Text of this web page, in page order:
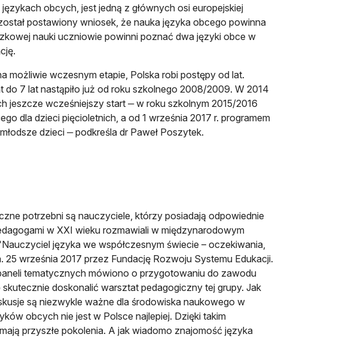
obcych, jest jedną z głównych osi europejskiej
postawiony wniosek, że nauka języka obcego powinna
nauki uczniowie powinni poznać dwa języki obce w
możliwie wczesnym etapie, Polska robi postępy od lat.
7 lat nastąpiło już od roku szkolnego 2008/2009. W 2014
jeszcze wcześniejszy start ‒ w roku szkolnym 2015/2016
dla dzieci pięcioletnich, a od 1 września 2017 r. programem
dzieci ‒ podkreśla dr Paweł Poszytek.
potrzebni są nauczyciele, którzy posiadają odpowiednie
w XXI wieku rozmawiali w międzynarodowym
języka we współczesnym świecie – oczekiwania,
września 2017 przez Fundację Rozwoju Systemu Edukacji.
tematycznych mówiono o przygotowaniu do zawodu
doskonalić warsztat pedagogiczny tej grupy. Jak
są niezwykle ważne dla środowiska naukowego w
obcych nie jest w Polsce najlepiej. Dzięki takim
przyszłe pokolenia. A jak wiadomo znajomość języka